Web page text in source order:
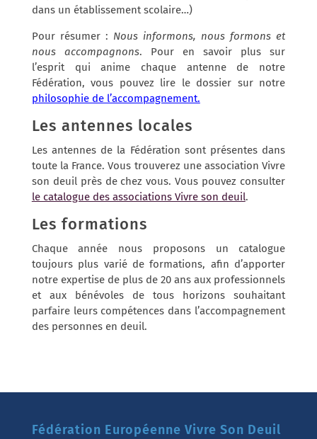
dans un établissement scolaire…)
Pour résumer : Nous informons, nous formons et
nous accompagnons. Pour en savoir plus sur
l’esprit qui anime chaque antenne de notre
Fédération, vous pouvez lire le dossier sur notre
philosophie de l’accompagnement.
Les antennes locales
Les antennes de la Fédération sont présentes dans
toute la France. Vous trouverez une association Vivre
son deuil près de chez vous. Vous pouvez consulter
le catalogue des associations Vivre son deuil.
Les formations
Chaque année nous proposons un catalogue
toujours plus varié de formations, afin d’apporter
notre expertise de plus de 20 ans aux professionnels
et aux bénévoles de tous horizons souhaitant
parfaire leurs compétences dans l’accompagnement
des personnes en deuil.
Fédération Européenne Vivre Son Deuil